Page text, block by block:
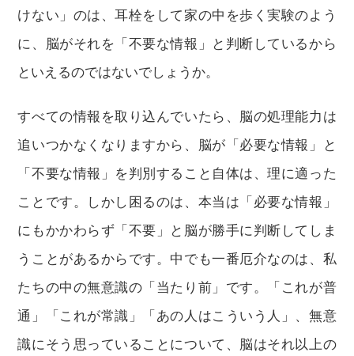
けない」のは、耳栓をして家の中を歩く実験のよう
に、脳がそれを「不要な情報」と判断しているから
といえるのではないでしょうか。
すべての情報を取り込んでいたら、脳の処理能力は
追いつかなくなりますから、脳が「必要な情報」と
「不要な情報」を判別すること自体は、理に適った
ことです。しかし困るのは、本当は「必要な情報」
にもかかわらず「不要」と脳が勝手に判断してしま
うことがあるからです。中でも一番厄介なのは、私
たちの中の無意識の「当たり前」です。「これが普
通」「これが常識」「あの人はこういう人」、無意
識にそう思っていることについて、脳はそれ以上の